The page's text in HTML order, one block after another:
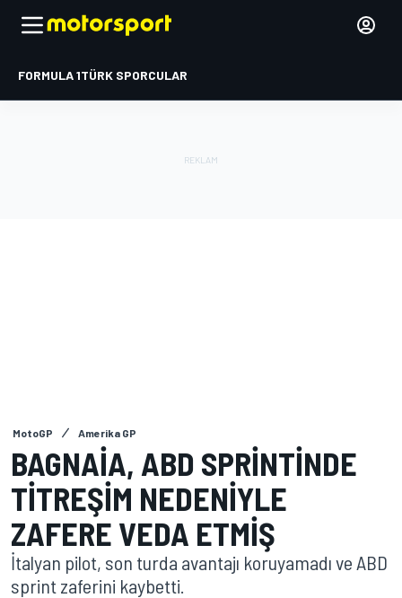
FORMULA 1TÜRK SPORCULAR
MotoGP Amerika GP
BAGNAIA, ABD SPRINTINDE
TITREŞIM NEDENIYLE
ZAFERE VEDA ETMIŞ
İtalyan pilot, son turda avantajı koruyamadı ve ABD
sprint zaferini kaybetti.